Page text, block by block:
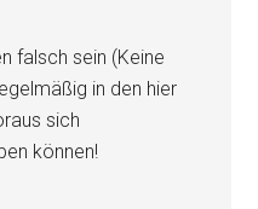
falsch sein (Keine
in den hier
sich
können!